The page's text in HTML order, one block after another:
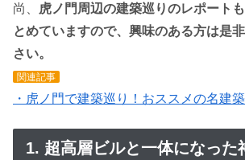
尚、
虎ノ門周辺の建築巡りのレポート
とめていますので、興味のある方は是
さい。
関連記事
・虎ノ門で建築巡り！おススメの名建
1. 超高層ビルと一体になった